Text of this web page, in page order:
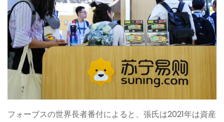
フォーブスの世界長者番付によると、張氏は2021年は資産